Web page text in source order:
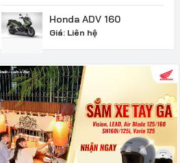
Honda ADV 160
Giá: Liên hệ